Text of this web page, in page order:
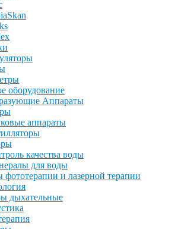
оборудование
Аппараты
аппараты
качества воды
для воды
фототерапии и лазерной терапии
дыхательные